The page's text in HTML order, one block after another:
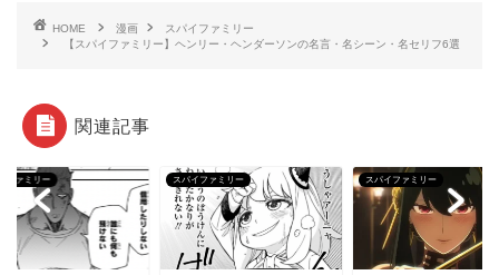
HOME 漫画
スパイファミリー
【スパイファミリー】ヘンリー・ヘンダーソンの名言・名シーン・名セリフ6選
関連記事
ファミリー スパイファミリー スパイファミリー